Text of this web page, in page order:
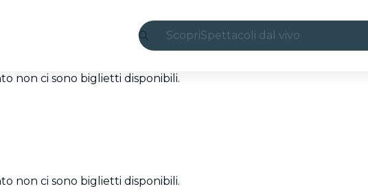
ScopriSpettacoli dal vivo
non ci sono biglietti disponibili.
non ci sono biglietti disponibili.